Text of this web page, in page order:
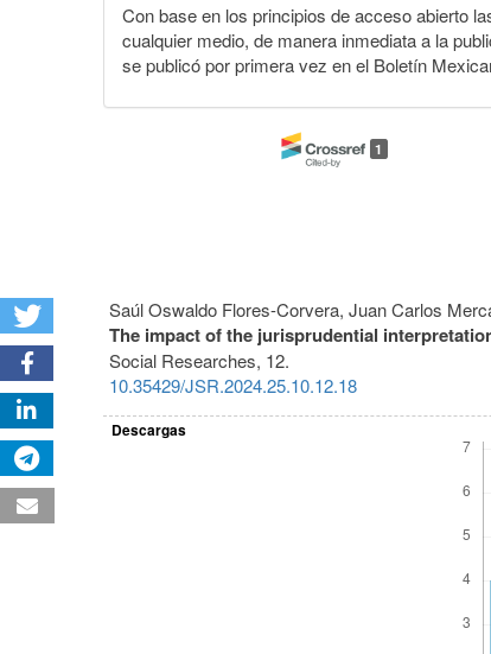
Con base en los principios de acceso abierto
cualquier medio, de manera inmediata a la
se publicó por primera vez en el Boletín
1
Saúl Oswaldo Flores-Corvera, Juan Carlos
The impact of the jurisprudential
Social Researches, 12.
10.35429/JSR.2024.25.10.12.18
Descargas